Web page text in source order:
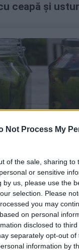
Not Process My
of the sale, sharing to
or sensitive
by us, please use the
selection. Please
you may
on personal
disclosed to
separately opt-out of
information by
ceapă și
în saramură